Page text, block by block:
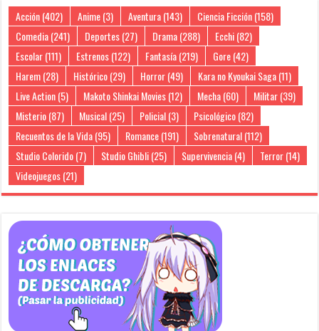
Acción(402) Anime(3) Aventura(143) Ciencia Ficción(158)
Comedia(241) Deportes(27) Drama(288) Ecchi(82)
Escolar(111) Estrenos(122) Fantasía(219) Gore(42)
Harem(28) Histórico(29) Horror(49) Kara no Kyoukai Saga(11)
Live Action(5) Makoto Shinkai Movies(12) Mecha(60) Militar(39)
Misterio(87) Musical(25) Policial(3) Psicológico(82)
Recuentos de la Vida(95) Romance(191) Sobrenatural(112)
Studio Colorido(7) Studio Ghibli(25) Supervivencia(4) Terror(14)
Videojuegos(21)